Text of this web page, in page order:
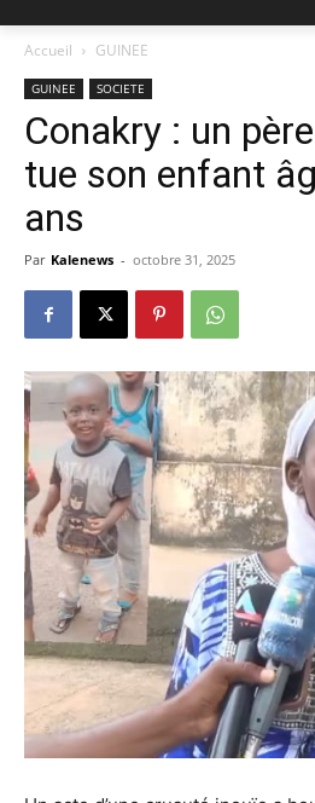
Accueil GUINEE
GUINEE SOCIETE
Conakry : un
tue son enfant
ans
Par Kalenews - octobre 31, 2025